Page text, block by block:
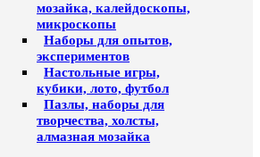
мозайка, калейдоскопы,
микроскопы
Наборы для опытов,
экспериментов
Настольные игры,
кубики, лото, футбол
Пазлы, наборы для
творчества, холсты,
алмазная мозайка